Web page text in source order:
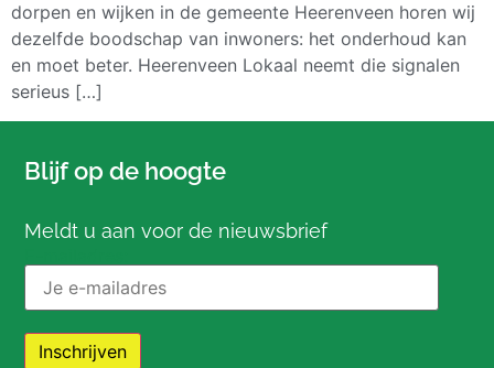
dorpen en wijken in de gemeente Heerenveen horen wij
dezelfde boodschap van inwoners: het onderhoud kan
en moet beter. Heerenveen Lokaal neemt die signalen
serieus […]
Blijf op de hoogte
Meldt u aan voor de nieuwsbrief